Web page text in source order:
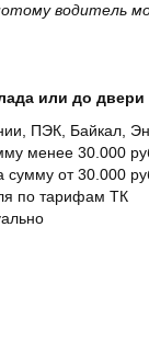
водитель
или до двери
ПЭК, Байкал,
менее 30.000
сумму от 30.000
по тарифам ТК